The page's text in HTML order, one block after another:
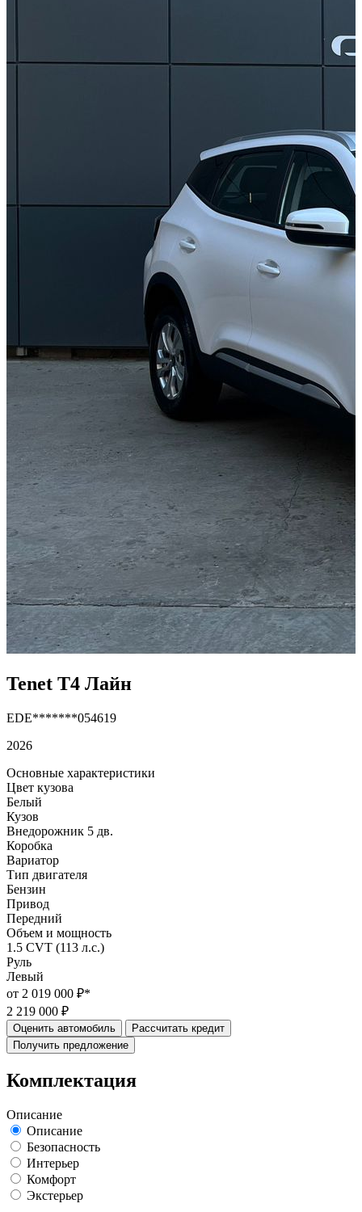
Tenet T4 Лайн
EDE*******054619
2026
Основные характеристики
Цвет кузова
Белый
Кузов
Внедорожник 5 дв.
Коробка
Вариатор
Тип двигателя
Бензин
Привод
Передний
Объем и мощность
1.5 CVT (113 л.с.)
Руль
Левый
от 2 019 000 ₽*
2 219 000 ₽
Оценить автомобиль
Рассчитать кредит
Получить предложение
Комплектация
Описание
Описание
Безопасность
Интерьер
Комфорт
Экстерьер